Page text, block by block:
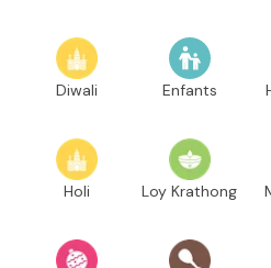
Diwali Enfants
Holi Loy Krathong